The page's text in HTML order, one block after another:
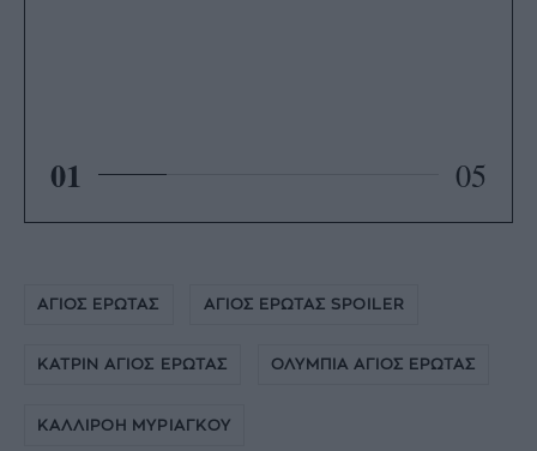
01 05
ΑΓΙΟΣ ΕΡΩΤΑΣ ΑΓΙΟΣ ΕΡΩΤΑΣ SPOILER
ΚΑΤΡΙΝ ΑΓΙΟΣ ΕΡΩΤΑΣ ΟΛΥΜΠΙΑ ΑΓΙΟΣ ΕΡΩΤΑΣ
ΚΑΛΛΙΡΟΗ ΜΥΡΙΑΓΚΟΥ